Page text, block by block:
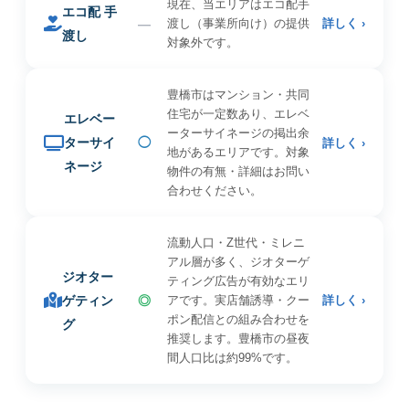
エコ配 手
渡し
—
現在、当エリアはエコ配手
渡し（事業所向け）の提供
対象外です。
詳しく ›
エレベー
ターサイ
ネージ
◯
豊橋市はマンション・共同
住宅が一定数あり、エレベ
ーターサイネージの掲出余
地があるエリアです。対象
物件の有無・詳細はお問い
合わせください。
詳しく ›
ジオター
ゲティン
グ
◎
流動人口・Z世代・ミレニ
アル層が多く、ジオターゲ
ティング広告が有効なエリ
アです。実店舗誘導・クー
ポン配信との組み合わせを
推奨します。豊橋市の昼夜
間人口比は約99%です。
詳しく ›